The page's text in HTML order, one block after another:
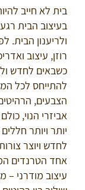
בית לא חייב
בעיצוב הבית
ולריענון הבית.
רוזן, עיצוב
כשבאים לחדש
להתייחס לכל
הצבעים,
אביזרי הנוי,
יותר ויותר
לחדש ויוצר
אחד הטרנדים
עיצוב מודרני –